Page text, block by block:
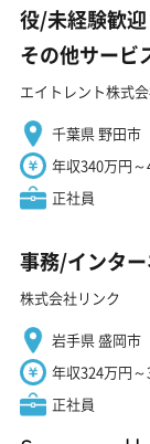
役/未経験歓
その他サービ
エイトレント株式
千葉県 野田市
年収340万円
正社員
事務/インタ
株式会社リンク
岩手県 盛岡市
年収324万円
正社員